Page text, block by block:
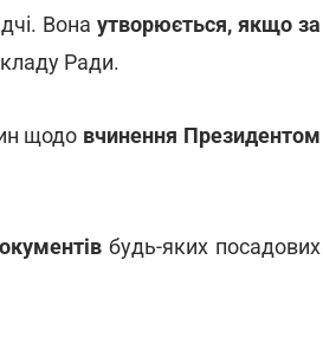
Вонаутворюється, якщо за
Ради.
щодо вчинення Президентом
будь-яких посадових